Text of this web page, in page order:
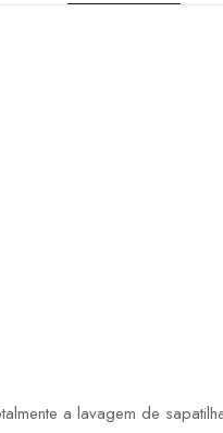
a lavagem de